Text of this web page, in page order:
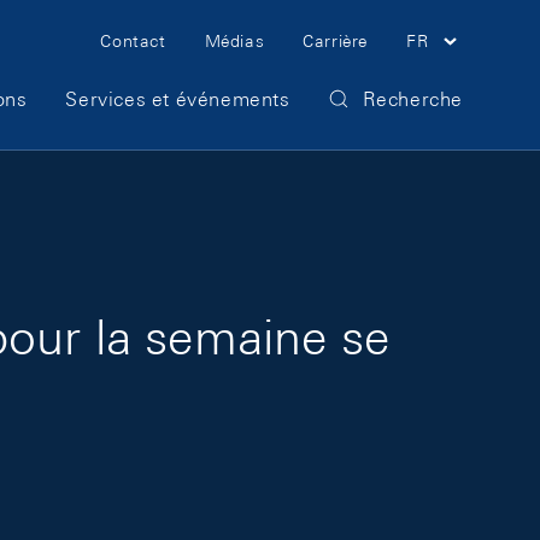
Meta Navigation
Contact Médias Carrière FR
Services et événements Recherche
la semaine se